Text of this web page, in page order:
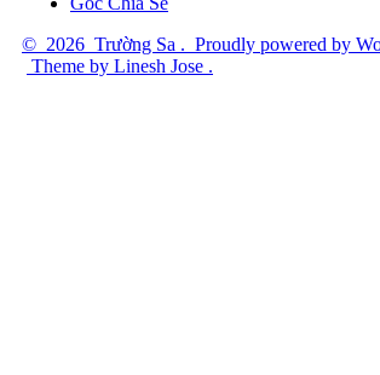
© 2026 Trường Sa . Proudly powered by
Theme by Linesh Jose .